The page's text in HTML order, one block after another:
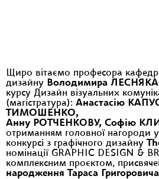
Щиро вітаємо професора
дизайну Володимира ЛЕСНЯКА
курсу Дизайн візуальних
(магістратура): Анастасію
ТИМОШЕНКО,
Анну РОТЧЕНКОВУ, Софію
отриманням головної нагороди
конкурсі з графічного дизайну
номінації GRAPHIC DESIGN &
комплексним проєктом,
народження Тараса